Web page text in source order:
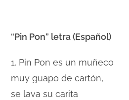
“Pin Pon” letra (Español)
1. Pin Pon es un muñeco
muy guapo de cartón,
se lava su carita